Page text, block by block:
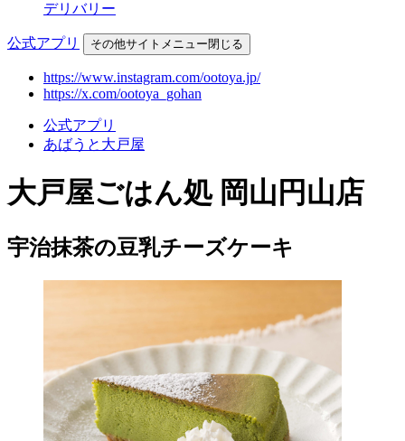
デリバリー
公式アプリ その他サイトメニュー閉じる
https://www.instagram.com/ootoya.jp/
https://x.com/ootoya_gohan
公式アプリ
あばうと大戸屋
大戸屋ごはん処 岡山円山店
宇治抹茶の豆乳チーズケーキ